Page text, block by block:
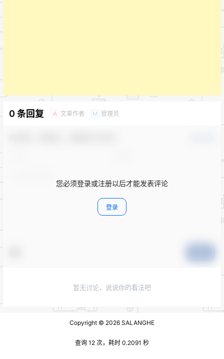
0 条回复 A 文章作者 M 管理员
您必须登录或注册以后才能发表评论
登录
暂无讨论，说说你的看法吧
Copyright © 2026 SALANGHE
查询 12 次，耗时 0.2091 秒